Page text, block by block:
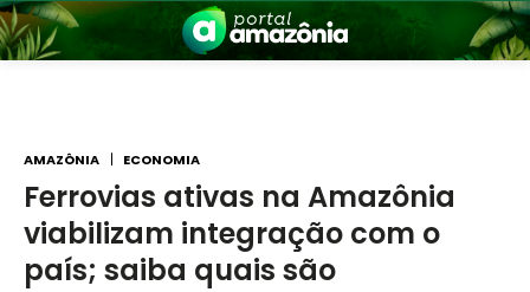
AMAZÔNIA ECONOMIA
Ferrovias ativas na Amazônia
viabilizam integração com o
país; saiba quais são